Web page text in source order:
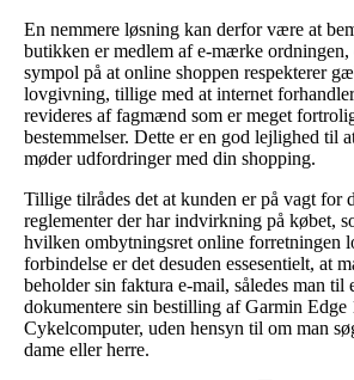
En nemmere løsning kan derfor være at
butikken er medlem af e-mærke ordningen,
sympol på at online shoppen respekterer
lovgivning, tillige med at internet
revideres af fagmænd som er meget
bestemmelser. Dette er en god lejlighed til
møder udfordringer med din shopping.
Tillige tilrådes det at kunden er på vagt for
reglementer der har indvirkning på købet,
hvilken ombytningsret online forretningen
forbindelse er det desuden essesentielt, at
beholder sin faktura e-mail, således man til
dokumentere sin bestilling af Garmin Edge
Cykelcomputer, uden hensyn til om man
dame eller herre.